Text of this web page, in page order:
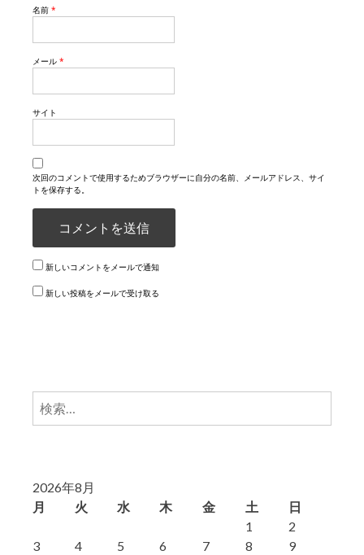
名前 *
メール *
サイト
次回のコメントで使用するためブラウザーに自分の名前、メールアドレス、サイ
トを保存する。
新しいコメントをメールで通知
新しい投稿をメールで受け取る
検
2026年8月
月
火 水 木 金 土 日
1
2
3
4 5 6 7 8
9